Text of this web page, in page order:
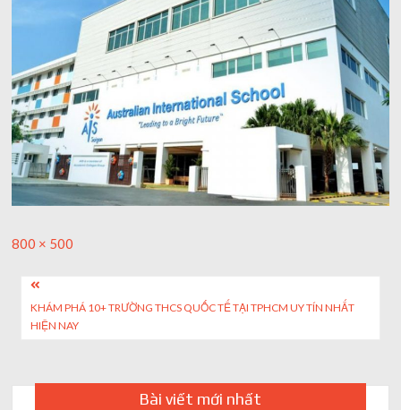
AI trong doanh nghiệp: Phân biệt RPA, workflow và AI agent
Ứng dụng AI trong doanh nghiệp để cắt giảm chi phí vận hành
Ứng dụng AI cho chăm sóc khách hàng giúp web phản hồi
24/7
AI agent cho doanh nghiệp khác chatbot truyền thống ra sao
Full
800 × 500
Post
navigation
KHÁM PHÁ 10+ TRƯỜNG THCS QUỐC TẾ TẠI TPHCM UY TÍN NHẤT
HIỆN NAY
Bài viết mới nhất